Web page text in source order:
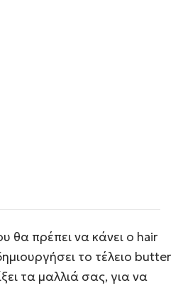
θα πρέπει να κάνει ο hair
το τέλειο butter
τα μαλλιά σας, για να